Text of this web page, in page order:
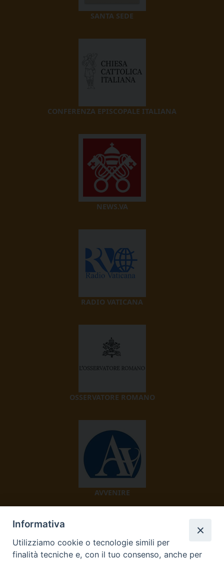
SANTA SEDE
CONFERENZA EPISCOPALE ITALIANA
NEWS.VA
RADIO VATICANA
OSSERVATORE ROMANO
AVVENIRE
Informativa
Utilizziamo cookie o tecnologie simili per
finalità tecniche e, con il tuo consenso, anche per